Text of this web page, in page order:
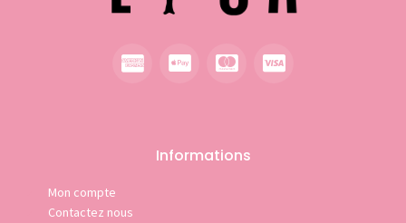
Informations
Mon compte
Contactez nous